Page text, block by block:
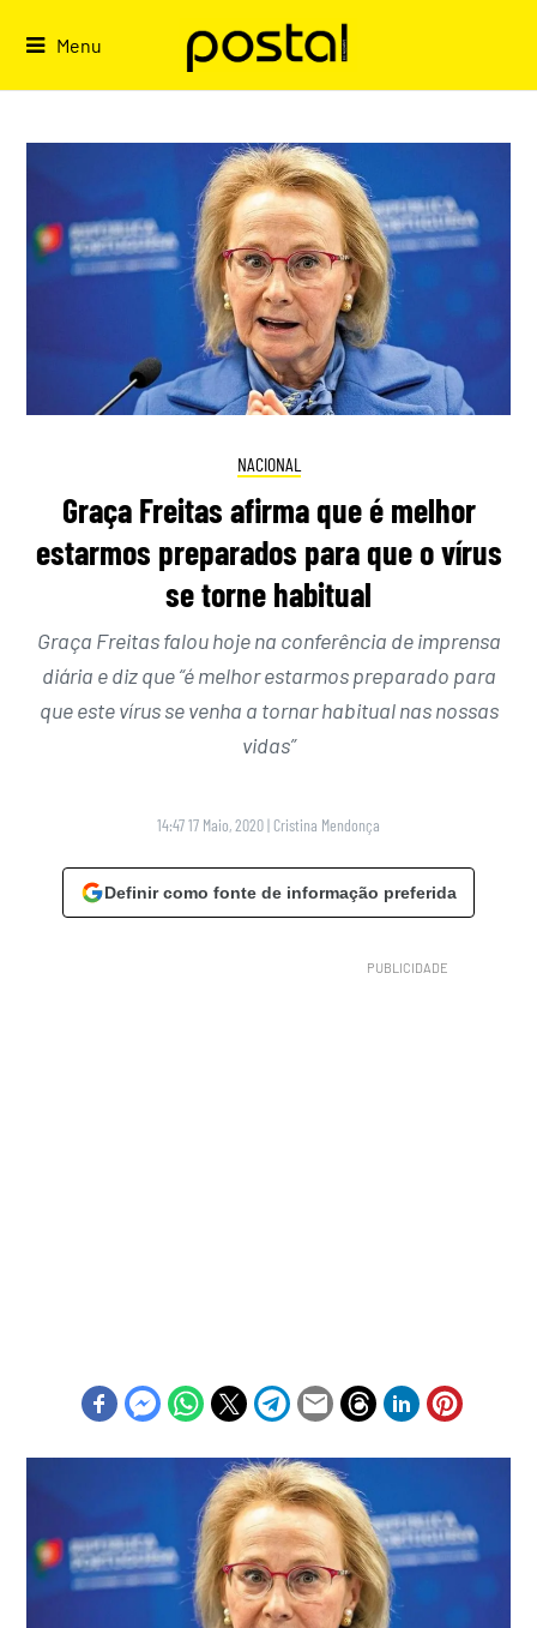
Menu
NACIONAL
Graça Freitas afirma que é melhor
estarmos preparados para que o vírus
se torne habitual
Graça Freitas falou hoje na conferência de imprensa
diária e diz que “é melhor estarmos preparado para
que este vírus se venha a tornar habitual nas nossas
vidas”
14:47 17 Maio, 2020| Cristina Mendonça
Definir como fonte de informação preferida